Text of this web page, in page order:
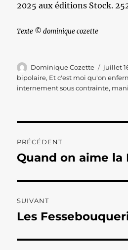
2025 aux éditions Stock.
Texte © dominique cozette
Auteur
Dominique Cozette
Publié
le
juillet
bipolaire, Et c'est moi qu'on
internement sous contrainte,
de
PRÉCÉDENT
Publication
Quand on aime la
SUIVANT
Publication
Les